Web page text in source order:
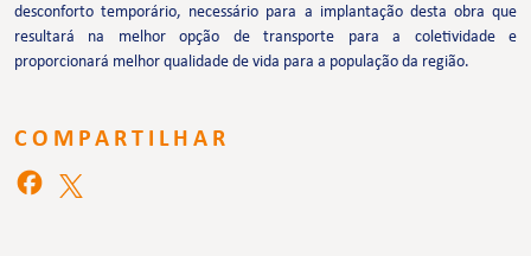
desconforto temporário, necessário para a implantação desta obra que
resultará na melhor opção de transporte para a coletividade e
proporcionará melhor qualidade de vida para a população da região.
COMPARTILHAR